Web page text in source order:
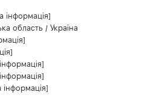
інформація]
область / Україна
інформація]